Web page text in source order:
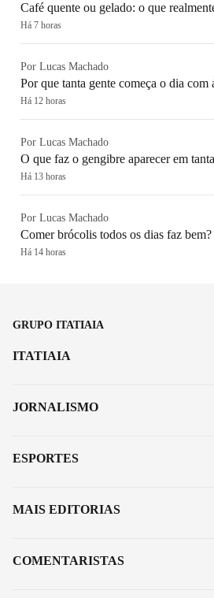
Café quente ou gelado: o que
Há 7 horas
Por Lucas Machado
Por que tanta gente começa o dia com
Há 12 horas
Por Lucas Machado
O que faz o gengibre aparecer em
Há 13 horas
Por Lucas Machado
Comer brócolis todos os dias faz
Há 14 horas
GRUPO ITATIAIA
ITATIAIA
JORNALISMO
ESPORTES
MAIS EDITORIAS
COMENTARISTAS